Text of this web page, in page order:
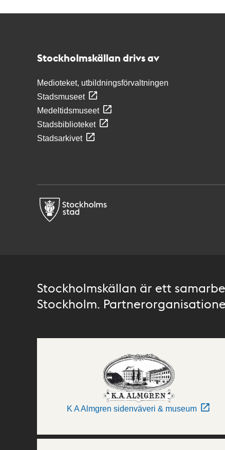
Stockholmskällan drivs av
Medioteket, utbildningsförvaltningen
Stadsmuseet
Medeltidsmuseet
Stadsbiblioteket
Stadsarkivet
Stockholmskällan är ett
Stockholm.
K A Almgren sidenväveri & museum